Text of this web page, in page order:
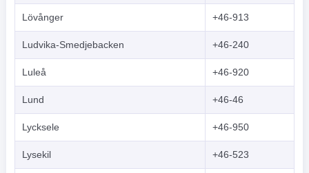
Lövånger +46-913
Ludvika-Smedjebacken +46-240
Luleå +46-920
Lund +46-46
Lycksele +46-950
Lysekil +46-523